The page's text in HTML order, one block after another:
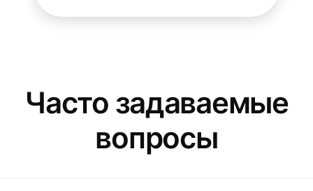
Часто задаваемые
вопросы